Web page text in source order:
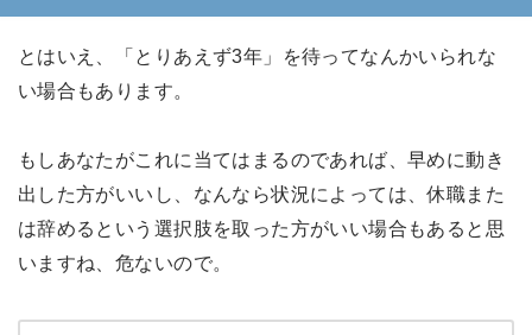
とはいえ、「とりあえず3年」を待ってなんかいられな
い場合もあります。
もしあなたがこれに当てはまるのであれば、早めに動き
出した方がいいし、なんなら状況によっては、休職また
は辞めるという選択肢を取った方がいい場合もあると思
いますね、危ないので。